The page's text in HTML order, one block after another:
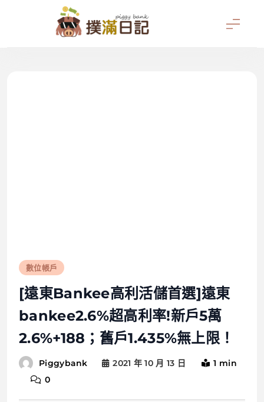
數位帳戶
[遠東Bankee高利活儲首選]遠東
bankee2.6%超高利率!新戶5萬
2.6%+188；舊戶1.435%無上限！
Piggybank 2021 年 10 月 13 日
1 min
0